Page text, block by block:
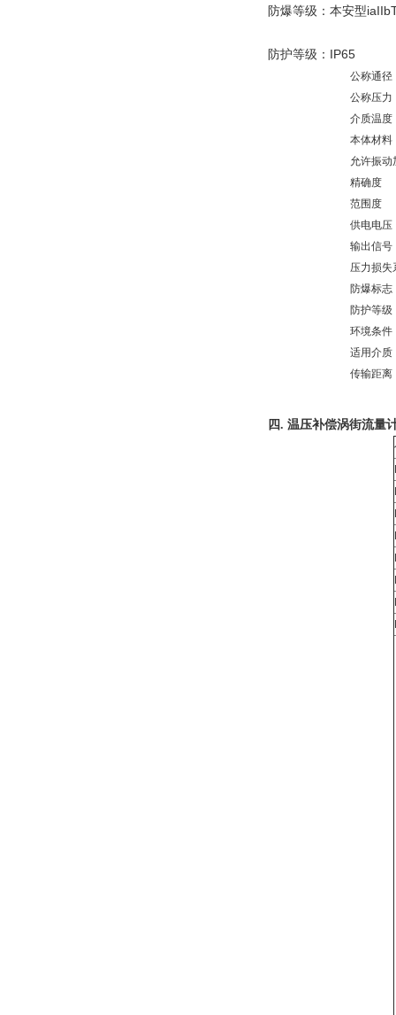
防爆等级：本安型
防护等级：
公称通径
公称压力
介质温度
本体材料
允许振动
精确度
范围度
供电电压
输出信号
压力损失
防爆标志
防护等级
环境条件
适用介质
传输距离
四. 温压补偿涡街流量